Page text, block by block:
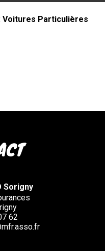
Voitures Particulières
Sorigny
62